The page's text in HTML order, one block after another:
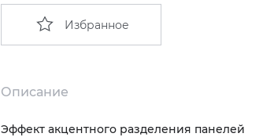
Избранное
Описание
Эффект акцентного разделения панелей